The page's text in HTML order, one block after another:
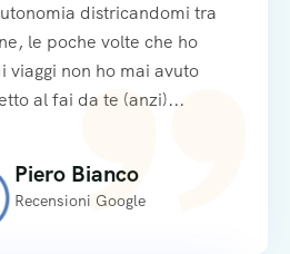
districandomi tra
le poche volte che ho
viaggi non ho mai avuto
al fai da te (anzi)...
Piero Bianco
Recensioni Google